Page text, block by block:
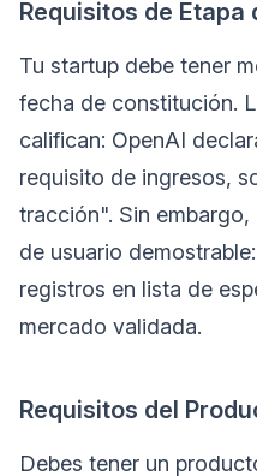
Requisitos de Etapa
Tu startup debe tener
fecha de constitución.
califican: OpenAI
requisito de ingresos,
tracción". Sin
de usuario
registros en lista de
mercado validada.
Requisitos del
Debes tener un